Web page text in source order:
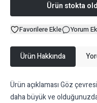
Ürün stokta
Favorilere Ekle Yorum
Ürün Hakkında
Ürün açıklaması Göz
daha büyük ve